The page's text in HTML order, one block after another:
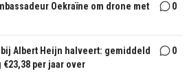
Oekraïne om drone met
0
Albert Heijn halveert: gemiddeld
per jaar over
0